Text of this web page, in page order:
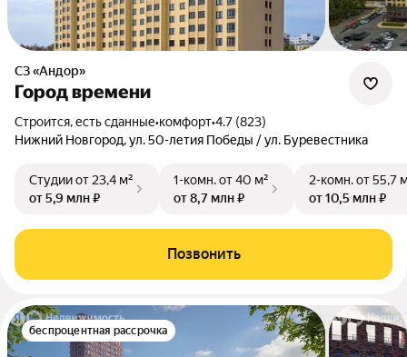
СЗ «Андор»
Город времени
Строится, есть сданные•комфорт•4.7 (823)
Нижний Новгород, ул. 50-летия Победы / ул. Буревестника
Студииот 23,4 м²
от 5,9 млн ₽
1-комн.от 40 м²
от 8,7 млн ₽
2-комн.от 55,7
от 10,5 млн ₽
Позвонить
беспроцентная рассрочка